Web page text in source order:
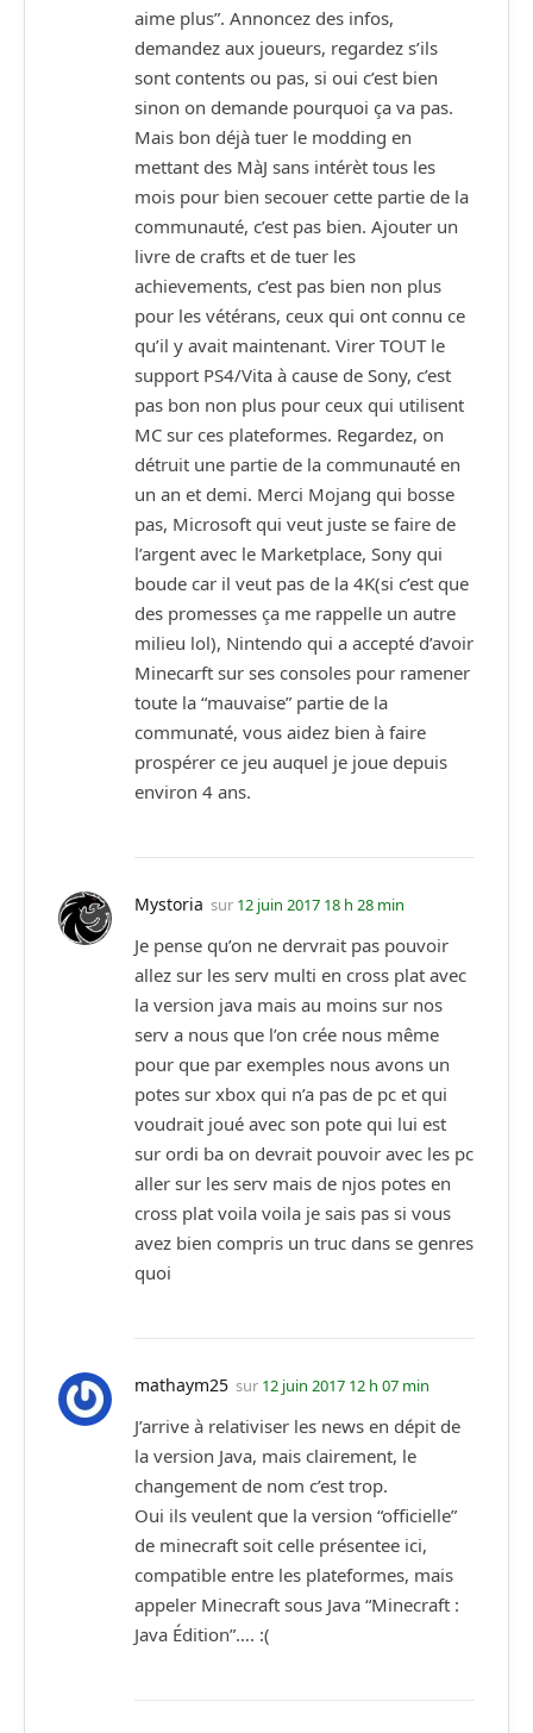
aime plus”. Annoncez des infos,
demandez aux joueurs, regardez s’ils
sont contents ou pas, si oui c’est bien
sinon on demande pourquoi ça va pas.
Mais bon déjà tuer le modding en
mettant des MàJ sans intérèt tous les
mois pour bien secouer cette partie de la
communauté, c’est pas bien. Ajouter un
livre de crafts et de tuer les
achievements, c’est pas bien non plus
pour les vétérans, ceux qui ont connu ce
qu’il y avait maintenant. Virer TOUT le
support PS4/Vita à cause de Sony, c’est
pas bon non plus pour ceux qui utilisent
MC sur ces plateformes. Regardez, on
détruit une partie de la communauté en
un an et demi. Merci Mojang qui bosse
pas, Microsoft qui veut juste se faire de
l’argent avec le Marketplace, Sony qui
boude car il veut pas de la 4K(si c’est que
des promesses ça me rappelle un autre
milieu lol), Nintendo qui a accepté d’avoir
Minecarft sur ses consoles pour ramener
toute la “mauvaise” partie de la
communaté, vous aidez bien à faire
prospérer ce jeu auquel je joue depuis
environ 4 ans.
Mystoria sur 12 juin 2017 18 h 28 min
Je pense qu’on ne dervrait pas pouvoir
allez sur les serv multi en cross plat avec
la version java mais au moins sur nos
serv a nous que l’on crée nous même
pour que par exemples nous avons un
potes sur xbox qui n’a pas de pc et qui
voudrait joué avec son pote qui lui est
sur ordi ba on devrait pouvoir avec les pc
aller sur les serv mais de njos potes en
cross plat voila voila je sais pas si vous
avez bien compris un truc dans se genres
quoi
mathaym25 sur 12 juin 2017 12 h 07 min
J’arrive à relativiser les news en dépit de
la version Java, mais clairement, le
changement de nom c’est trop.
Oui ils veulent que la version “officielle”
de minecraft soit celle présentee ici,
compatible entre les plateformes, mais
appeler Minecraft sous Java “Minecraft :
Java Édition”…. :(